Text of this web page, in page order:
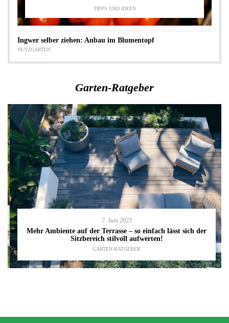
TIPPS UND IDEEN
Ingwer selber ziehen: Anbau im Blumentopf
NUTZGARTEN
Garten-Ratgeber
7. Juni 2023
Mehr Ambiente auf der Terrasse – so einfach lässt sich der
Sitzbereich stilvoll aufwerten!
GARTEN-RATGEBER